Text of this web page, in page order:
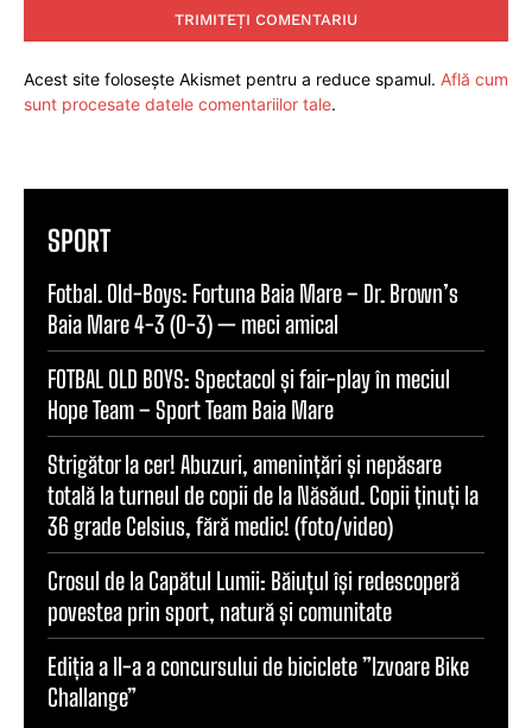
Acest site folosește Akismet pentru a reduce spamul. Află cum
sunt procesate datele comentariilor tale.
SPORT
Fotbal. Old-Boys: Fortuna Baia Mare – Dr. Brown’s
Baia Mare 4-3 (0-3) — meci amical
FOTBAL OLD BOYS: Spectacol și fair-play în meciul
Hope Team – Sport Team Baia Mare
Strigător la cer! Abuzuri, amenințări și nepăsare
totală la turneul de copii de la Năsăud. Copii ținuți la
36 grade Celsius, fără medic! (foto/video)
Crosul de la Capătul Lumii: Băiuțul își redescoperă
povestea prin sport, natură și comunitate
Ediția a II-a a concursului de biciclete ”Izvoare Bike
Challange”